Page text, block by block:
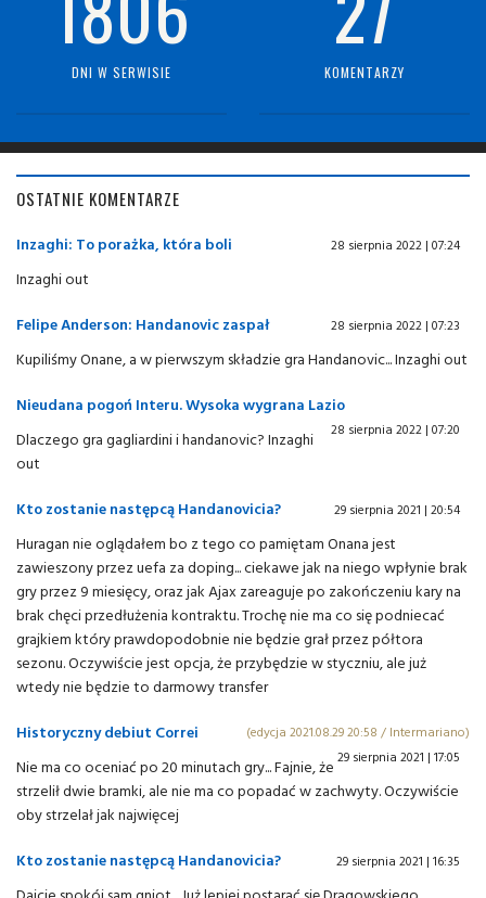
DNI W SERWISIE KOMENTARZY
OSTATNIE KOMENTARZE
Inzaghi: To porażka, która boli 28 sierpnia 2022 | 07:24
Inzaghi out
Felipe Anderson: Handanovic zaspał
28 sierpnia 2022 | 07:23
Kupiliśmy Onane, a w pierwszym składzie gra Handanovic... Inzaghi out
Nieudana pogoń Interu. Wysoka wygrana Lazio
28 sierpnia 2022 | 07:20
Dlaczego gra gagliardini i handanovic? Inzaghi
out
Kto zostanie następcą Handanovicia?
29 sierpnia 2021 | 20:54
Huragan nie oglądałem bo z tego co pamiętam Onana jest
zawieszony przez uefa za doping... ciekawe jak na niego wpłynie brak
gry przez 9 miesięcy, oraz jak Ajax zareaguje po zakończeniu kary na
brak chęci przedłużenia kontraktu. Trochę nie ma co się podniecać
grajkiem który prawdopodobnie nie będzie grał przez półtora
sezonu. Oczywiście jest opcja, że przybędzie w styczniu, ale już
wtedy nie będzie to darmowy transfer
(edycja 2021.08.29 20:58 / Intermariano)
Historyczny debiut Correi
29 sierpnia 2021 | 17:05
Nie ma co oceniać po 20 minutach gry... Fajnie, że
strzelił dwie bramki, ale nie ma co popadać w zachwyty. Oczywiście
oby strzelał jak najwięcej
Kto zostanie następcą Handanovicia?
29 sierpnia 2021 | 16:35